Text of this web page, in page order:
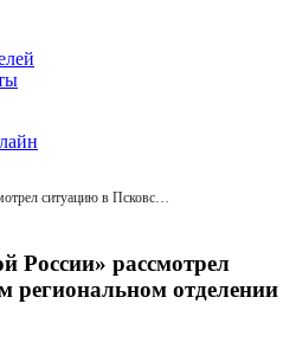
Высший совет «Единой России» рассмотрел ситуацию в Псковском региональном отделении партии
России» рассмотрел
региональном отделении